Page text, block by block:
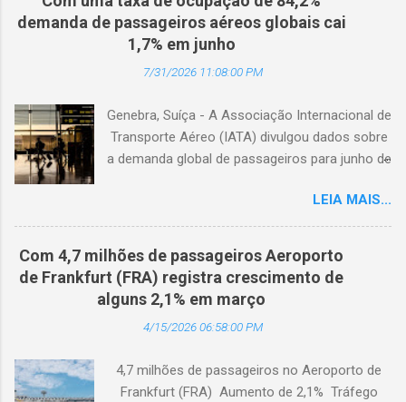
demanda de passageiros aéreos globais cai
1,7% em junho
7/31/2026 11:08:00 PM
Genebra, Suíça - A Associação Internacional de
Transporte Aéreo (IATA) divulgou dados sobre
a demanda global de passageiros para junho de
passageiros-quilômetro pagos (RPK), caiu 1,7%
em comparação com junho de 2025. Excluindo
o Oriente Médio, a demanda diminuiu 0,6%. A
capacidade total, medida em assentos-
quilômetro disponíveis (ASK), diminuiu 1,3% em
relação ao ano anterior. A taxa de ocupação foi
de 84,2% (-0,4 ponto percentual em
internacional caiu 0,9% em comparação com
junho de 2025. Excluindo o Oriente Médio, a
LEIA MAIS...
Com 4,7 milhões de passageiros Aeroporto
de Frankfurt (FRA) registra crescimento de
alguns 2,1% em março
4/15/2026 06:58:00 PM
4,7 milhões de passageiros no Aeroporto de
Frankfurt (FRA) Aumento de 2,1% Tráfego